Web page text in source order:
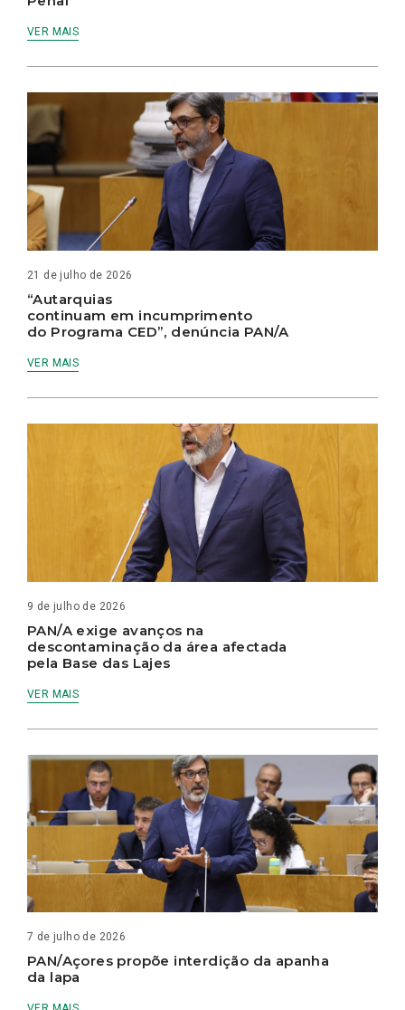
VER MAIS
21 de julho de 2026
“Autarquias
continuam em incumprimento
do Programa CED”, denúncia PAN/A
VER MAIS
9 de julho de 2026
PAN/A exige avanços na
descontaminação da área afectada
pela Base das Lajes
VER MAIS
7 de julho de 2026
PAN/Açores propõe interdição da apanha
da lapa